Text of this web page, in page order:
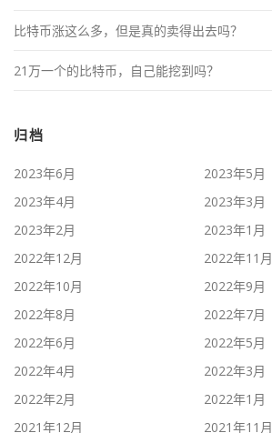
比特币涨这么多，但是真的卖得出去吗？
21万一个的比特币，自己能挖到吗？
归档
2023年6月
2023年5月
2023年4月
2023年3月
2023年2月
2023年1月
2022年12月
2022年11月
2022年10月
2022年9月
2022年8月
2022年7月
2022年6月
2022年5月
2022年4月
2022年3月
2022年2月
2022年1月
2021年12月
2021年11月